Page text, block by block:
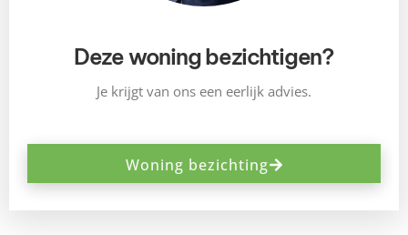
Deze woning bezichtigen?
Je krijgt van ons een eerlijk advies.
Woning bezichting